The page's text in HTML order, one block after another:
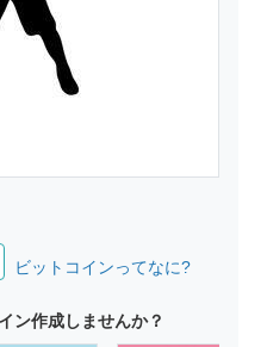
ビットコインってなに?
ン作成しませんか？